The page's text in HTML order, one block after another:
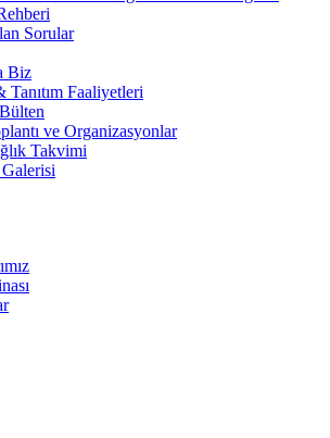
Sorular
Biz
Tanıtım Faaliyetleri
ve Organizasyonlar
Takvimi